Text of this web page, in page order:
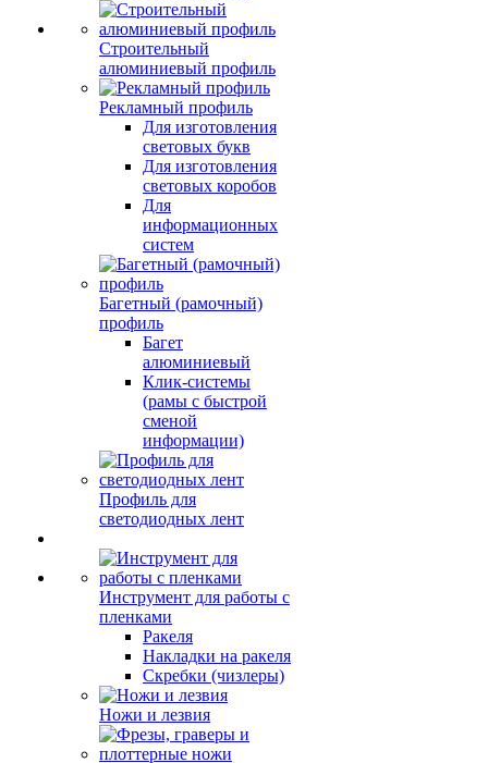
Строительный
алюминиевый профиль
Рекламный профиль
Для изготовления
световых букв
Для изготовления
световых коробов
Для
информационных
систем
Багетный (рамочный)
профиль
Багет
алюминиевый
Клик-системы
(рамы с быстрой
сменой
информации)
Профиль для
светодиодных лент
Инструмент для работы с
пленками
Ракеля
Накладки на ракеля
Скребки (чизлеры)
Ножи и лезвия